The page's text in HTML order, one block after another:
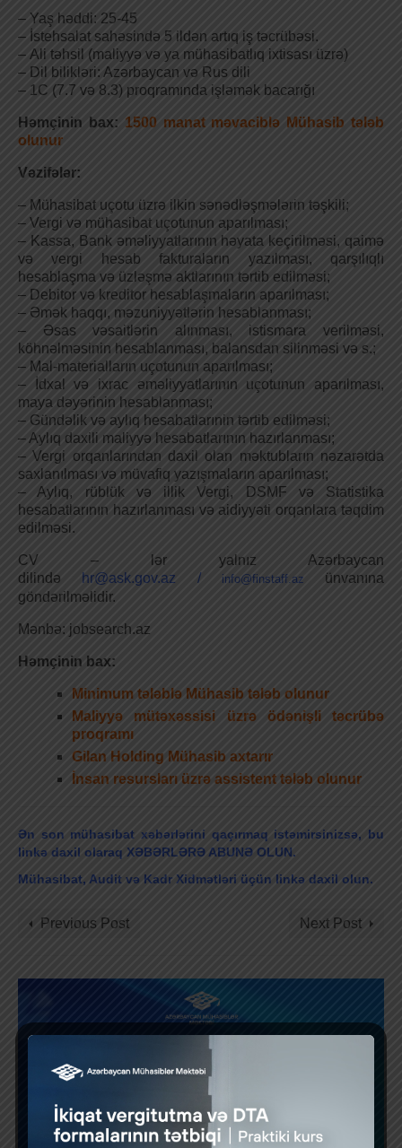
– Yaş həddi: 25-45
– İstehsalat sahəsində 5 ildən artıq iş təcrübəsi.
– Ali təhsil (maliyyə və ya mühasibatlıq ixtisası üzrə)
– Dil bilikləri: Azərbaycan və Rus dili
– 1C (7.7 və 8.3) proqramında işləmək bacarığı
Həmçinin bax: 1500 manat məvaciblə Mühasib tələb
olunur
Vəzifələr:
– Mühasibat uçotu üzrə ilkin sənədləşmələrin təşkili;
– Vergi və mühasibat uçotunun aparılması;
– Kassa, Bank əməliyyatlarının həyata keçirilməsi, qaimə
və vergi hesab fakturaların yazılması, qarşılıqlı
hesablaşma və üzləşmə aktlarının tərtib edilməsi;
– Debitor və kreditor hesablaşmaların aparılması;
– Əmək haqqı, məzuniyyətlərin hesablanması;
– Əsas vəsaitlərin alınması, istismara verilməsi,
köhnəlməsinin hesablanması, balansdan silinməsi və s.;
– Mal-materialların uçotunun aparılması;
– İdxal və ixrac əməliyyatlarının uçotunun aparılması,
maya dəyərinin hesablanması;
– Gündəlik və aylıq hesabatlarınin tərtib edilməsi;
– Aylıq daxili maliyyə hesabatlarının hazırlanması;
– Vergi orqanlarından daxil olan məktubların nəzarətda
saxlanılması və müvafiq yazışmaların aparılması;
– Aylıq, rüblük və illik Vergi, DSMF və Statistika
hesabatlarının hazırlanması və aidiyyəti orqanlara təqdim
edilməsi.
CV – lər yalnız Azərbaycan
dilində
hr@ask.gov.az / info@finstaff.az
ünvanına
göndərilməlidir.
Mənbə: jobsearch.az
Həmçinin bax:
Minimum tələblə Mühasib tələb olunur
Maliyyə mütəxəssisi üzrə ödənişli təcrübə
proqramı
Gilan Holding Mühasib axtarır
İnsan resursları üzrə assistent tələb olunur
Ən son mühasibat xəbərlərini qaçırmaq istəmirsinizsə, bu
linkə daxil olaraq XƏBƏRLƏRƏ ABUNƏ OLUN.
Mühasibat, Audit və Kadr Xidmətləri üçün linkə daxil olun.
Previous Post Next Post